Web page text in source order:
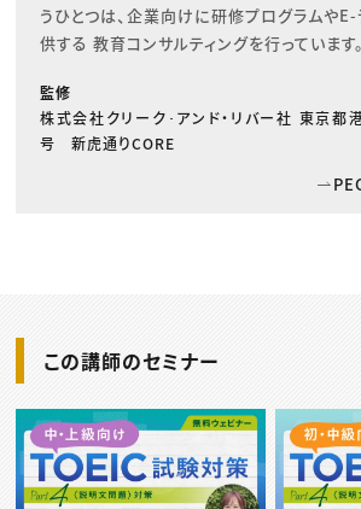
うひとつは、企業向けに研修プログラムや
供する 教育コンサルティングを行っています。
監修
株式会社クリーク･アンド・リバー社 東京都
号 新虎通りCORE
この講師のセミナー